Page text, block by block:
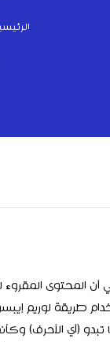
المحتوى
طريقة لوريم
(أي الأحرف)